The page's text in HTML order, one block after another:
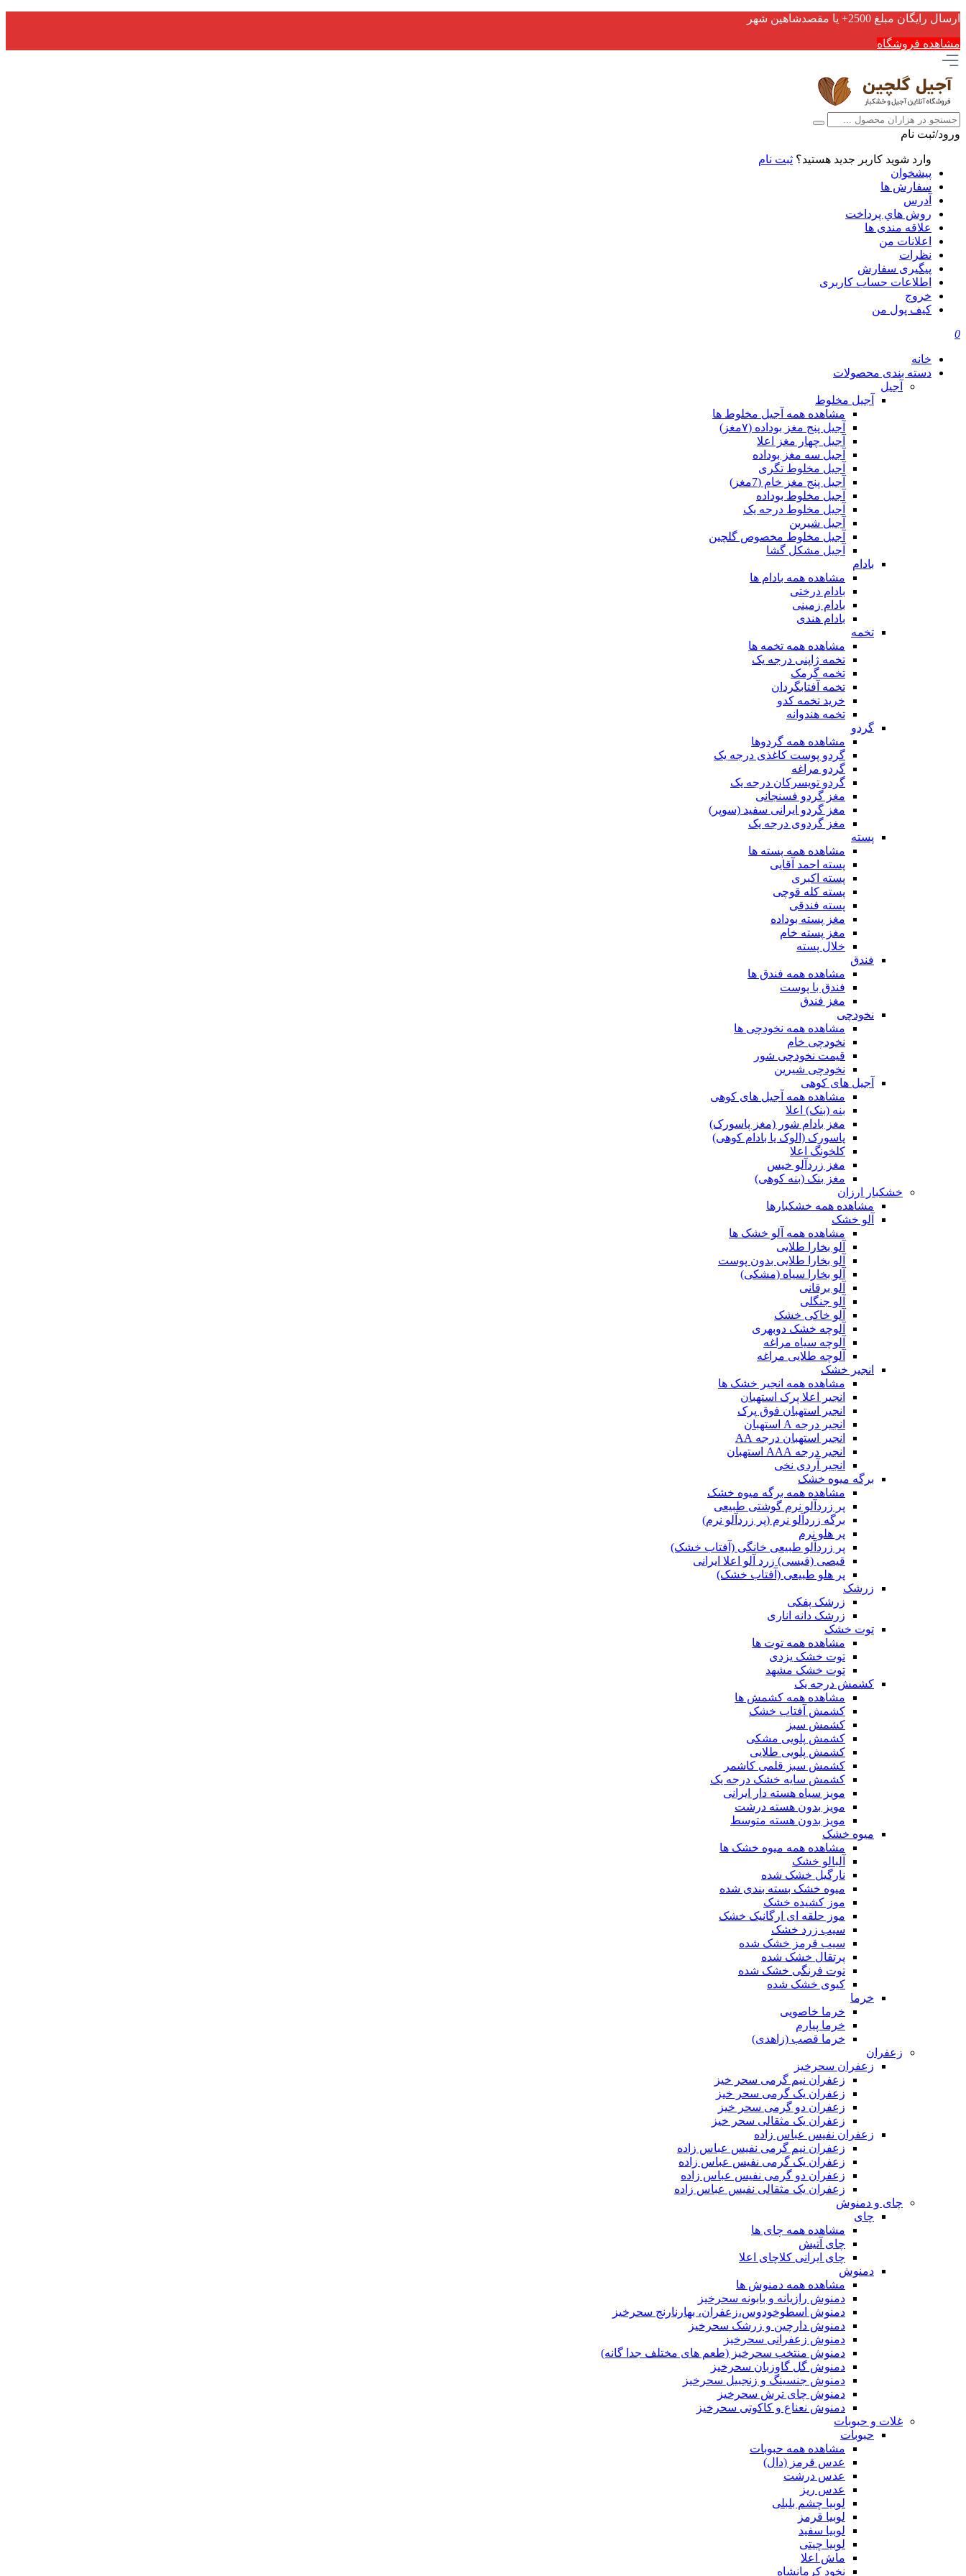
ارسال رایگان مبلغ 2500+ یا مقصدشاهین شهر
مشاهده فروشگاه
ورود/ثبت نام
وارد شوید کاربر جدید هستید؟ ثبت نام
پیشخوان
سفارش ها
آدرس
روش هاي پرداخت
علاقه مندی ها
اعلانات من
نظرات
پیگیری سفارش
اطلاعات حساب كاربری
خروج
کیف پول من
0
خانه
دسته بندی محصولات
آجیل
آجیل مخلوط
مشاهده همه آجیل مخلوط ها
آجیل پنج مغز بوداده (۷مغز)
آجیل چهار مغز اعلا
آجیل سه مغز بوداده
آجیل مخلوط تگری
آجیل پنج مغز خام (7مغز)
آجیل مخلوط بوداده
آجیل مخلوط درجه یک
آجیل شیرین
آجیل مخلوط مخصوص گلچین
آجیل مشکل گشا
بادام
مشاهده همه بادام ها
بادام درختی
بادام زمینی
بادام هندی
تخمه
مشاهده همه تخمه ها
تخمه ژاپنی درجه یک
تخمه گرمک
تخمه آفتابگردان
خرید تخمه کدو
تخمه هندوانه
گردو
مشاهده همه گردوها
گردو پوست کاغذی درجه یک
گردو مراغه
گردو تویسرکان درجه یک
مغز گردو فسنجانی
مغز گردو ایرانی سفید (سوپر)
مغز گردوی درجه یک
پسته
مشاهده همه پسته ها
پسته احمد آقایی
پسته اکبری
پسته کله قوچی
پسته فندقی
مغز پسته بوداده
مغز پسته خام
خلال پسته
فندق
مشاهده همه فندق ها
فندق با پوست
مغز فندق
نخودچی
مشاهده همه نخودچی ها
نخودچی خام
قیمت نخودچی شور
نخودچی شیرین
آجیل های کوهی
مشاهده همه آجیل های کوهی
بنه (بنک) اعلا
مغز بادام شور (مغز پاسورک)
پاسورک (الوک یا بادام کوهی)
کلخونگ اعلا
مغز زردآلو خیس
مغز بنک (بنه کوهی)
خشکبار ارزان
مشاهده همه خشکبارها
آلو خشک
مشاهده همه آلو خشک ها
آلو بخارا طلایی
آلو بخارا طلایی بدون پوست
آلو بخارا سیاه (مشکی)
آلو برقانی
آلو جنگلی
آلو خاکی خشک
آلوچه خشک دوبهری
آلوچه سیاه مراغه
آلوچه طلایی مراغه
انجیر خشک
مشاهده همه انجیر خشک ها
انجیر اعلا پرک استهبان
انجیر استهبان فوق پرک
انجیر درجه A استهبان
انجیر استهبان درجه AA
انجیر درجه AAA استهبان
انجیر آردی نخی
برگه میوه خشک
مشاهده همه برگه میوه خشک
پر زردآلو نرم گوشتی طبیعی
برگه زردآلو نرم (پر زردآلو نرم)
پر هلو نرم
پر زردآلو طبیعی خانگی (آفتاب خشک)
قیصی (قیسی) زرد آلو اعلا ایرانی
پر هلو طبیعی (آفتاب خشک)
زرشک
زرشک پفکی
زرشک دانه اناری
توت خشک
مشاهده همه توت ها
توت خشک یزدی
توت خشک مشهد
کشمش درجه یک
مشاهده همه کشمش ها
کشمش آفتاب خشک
کشمش سبز
کشمش پلویی مشکی
کشمش پلویی طلایی
کشمش سبز قلمی کاشمر
کشمش سایه خشک درجه یک
مویز سیاه هسته دار ایرانی
مویز بدون هسته درشت
مویز بدون هسته متوسط
میوه خشک
مشاهده همه میوه خشک ها
آلبالو خشک
نارگیل خشک شده
میوه خشک بسته بندی شده
موز کشیده خشک
موز حلقه ای ارگانیک خشک
سیب زرد خشک
سیب قرمز خشک شده
پرتقال خشک شده
توت فرنگی خشک شده
کیوی خشک شده
خرما
خرما خاصویی
خرما پیارم
خرما قصب (زاهدی)
زعفران
زعفران سحرخیز
زعفران نیم گرمی سحر خیز
زعفران یک گرمی سحر خیز
زعفران دو گرمی سحر خیز
زعفران یک مثقالی سحر خیز
زعفران نفیس عباس زاده
زعفران نیم گرمی نفیس عباس زاده
زعفران یک گرمی نفیس عباس زاده
زعفران دو گرمی نفیس عباس زاده
زعفران یک مثقالی نفیس عباس زاده
چای و دمنوش
چای
مشاهده همه چای ها
چای آتیش
چای ایرانی کلاچای اعلا
دمنوش
مشاهده همه دمنوش ها
دمنوش رازیانه و بابونه سحرخیز
دمنوش اسطوخودوس،زعفران، بهارنارنج سحرخیز
دمنوش دارچین و زرشک سحرخیز
دمنوش زعفرانی سحرخیز
دمنوش منتخب سحرخیز (طعم های مختلف جدا گانه)
دمنوش گل گاوزبان سحرخیز
دمنوش جنسینگ و زنجبیل سحرخیز
دمنوش چای ترش سحرخیز
دمنوش نعناع و کاکوتی سحرخیز
غلات و حبوبات
حبوبات
مشاهده همه حبوبات
عدس قرمز (دال)
عدس درشت
عدس ریز
لوبیا چشم بلبلی
لوبیا قرمز
لوبیا سفید
لوبیا چیتی
ماش اعلا
نخود کرمانشاه